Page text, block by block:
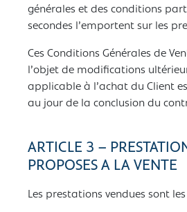
générales et des conditions
secondes l’emportent sur les
Ces Conditions Générales de
l’objet de modifications
applicable à l’achat du Client
au jour de la conclusion du
ARTICLE 3 –
PROPOSES A LA VENTE
Les prestations vendues sont